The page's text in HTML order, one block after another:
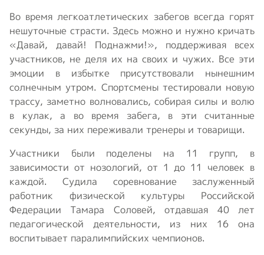
Во время легкоатлетических забегов всегда горят
нешуточные страсти. Здесь можно и нужно кричать
«Давай, давай! Поднажми!», поддерживая всех
участников, не деля их на своих и чужих. Все эти
эмоции в избытке присутствовали нынешним
солнечным утром. Спортсмены тестировали новую
трассу, заметно волновались, собирая силы и волю
в кулак, а во время забега, в эти считанные
секунды, за них переживали тренеры и товарищи.
Участники были поделены на 11 групп, в
зависимости от нозологий, от 1 до 11 человек в
каждой. Судила соревнование заслуженный
работник физической культуры Российской
Федерации Тамара Соловей, отдавшая 40 лет
педагогической деятельности, из них 16 она
воспитывает паралимпийских чемпионов.